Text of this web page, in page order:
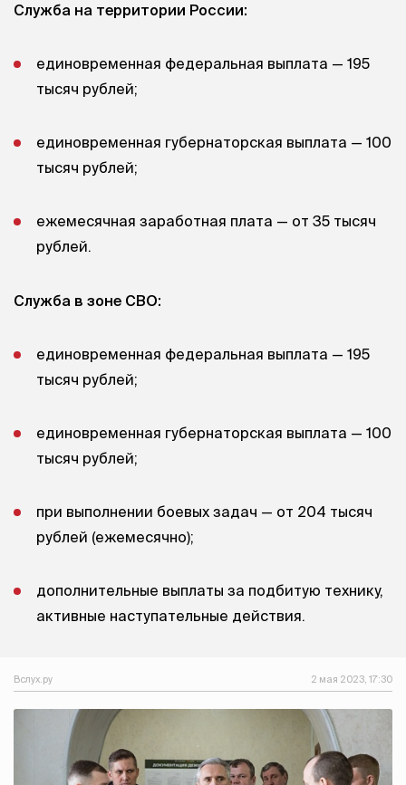
Служба на территории России:
единовременная федеральная выплата — 195
тысяч рублей;
единовременная губернаторская выплата — 100
тысяч рублей;
ежемесячная заработная плата — от 35 тысяч
рублей.
Служба в зоне СВО:
единовременная федеральная выплата — 195
тысяч рублей;
единовременная губернаторская выплата — 100
тысяч рублей;
при выполнении боевых задач — от 204 тысяч
рублей (ежемесячно);
дополнительные выплаты за подбитую технику,
активные наступательные действия.
Вслух.ру 2 мая 2023, 17:30